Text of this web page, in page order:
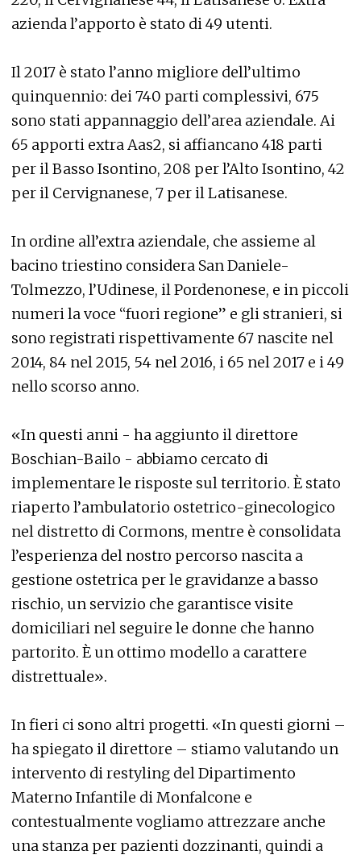
azienda l’apporto è stato di 49 utenti.
Il 2017 è stato l’anno migliore dell’ultimo
quinquennio: dei 740 parti complessivi, 675
sono stati appannaggio dell’area aziendale. Ai
65 apporti extra Aas2, si affiancano 418 parti
per il Basso Isontino, 208 per l’Alto Isontino, 42
per il Cervignanese, 7 per il Latisanese.
In ordine all’extra aziendale, che assieme al
bacino triestino considera San Daniele-
Tolmezzo, l’Udinese, il Pordenonese, e in piccoli
numeri la voce “fuori regione” e gli stranieri, si
sono registrati rispettivamente 67 nascite nel
2014, 84 nel 2015, 54 nel 2016, i 65 nel 2017 e i 49
nello scorso anno.
«In questi anni - ha aggiunto il direttore
Boschian-Bailo - abbiamo cercato di
implementare le risposte sul territorio. È stato
riaperto l’ambulatorio ostetrico-ginecologico
nel distretto di Cormons, mentre è consolidata
l’esperienza del nostro percorso nascita a
gestione ostetrica per le gravidanze a basso
rischio, un servizio che garantisce visite
domiciliari nel seguire le donne che hanno
partorito. È un ottimo modello a carattere
distrettuale».
In fieri ci sono altri progetti. «In questi giorni –
ha spiegato il direttore – stiamo valutando un
intervento di restyling del Dipartimento
Materno Infantile di Monfalcone e
contestualmente vogliamo attrezzare anche
una stanza per pazienti dozzinanti, quindi a